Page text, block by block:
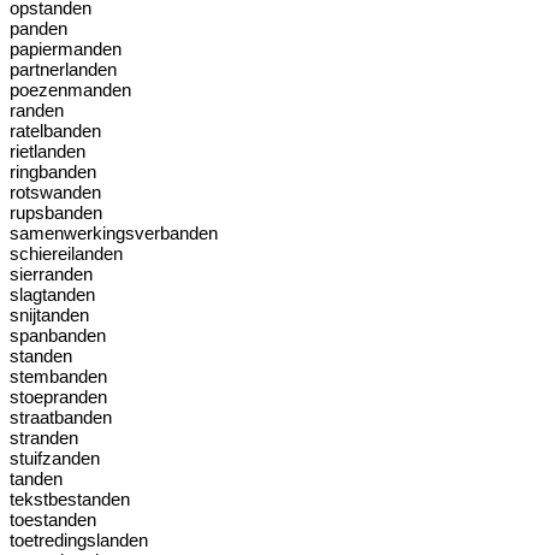
opstanden
panden
papiermanden
partnerlanden
poezenmanden
randen
ratelbanden
rietlanden
ringbanden
rotswanden
rupsbanden
samenwerkingsverbanden
schiereilanden
sierranden
slagtanden
snijtanden
spanbanden
standen
stembanden
stoepranden
straatbanden
stranden
stuifzanden
tanden
tekstbestanden
toestanden
toetredingslanden